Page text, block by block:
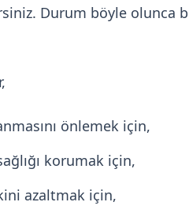
Durum böyle olunca
önlemek için,
korumak için,
azaltmak için,